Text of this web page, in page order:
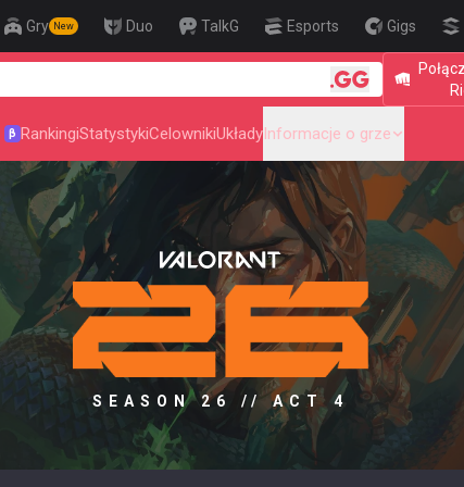
Gry New Duo TalkG Esports Gigs
β RankingiStatystykiCelownikiUkładyInformacje o grze
SEASON 26 // ACT 4